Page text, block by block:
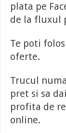
plata pe
de la fluxul
Te poti
oferte.
Trucul
pret si sa
profita de
online.